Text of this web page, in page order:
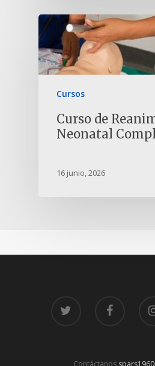
Cursos
Curso de
Neonatal
16 junio, 2026